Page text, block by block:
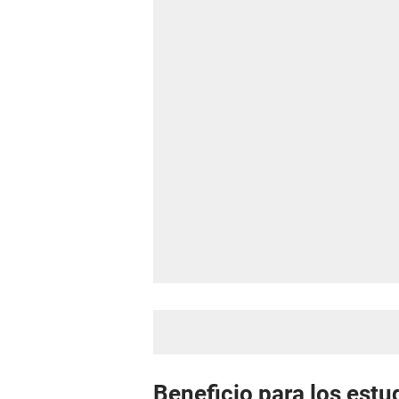
Beneficio para los